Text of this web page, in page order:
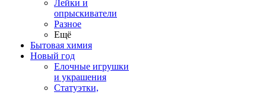
Лейки и
опрыскиватели
Разное
Ещё
Бытовая химия
Новый год
Елочные игрушки
и украшения
Статуэтки,